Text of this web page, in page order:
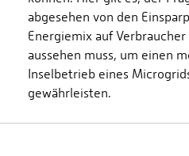
abgesehen von den
Energiemix auf
aussehen muss, um einen
Inselbetrieb eines
gewährleisten.